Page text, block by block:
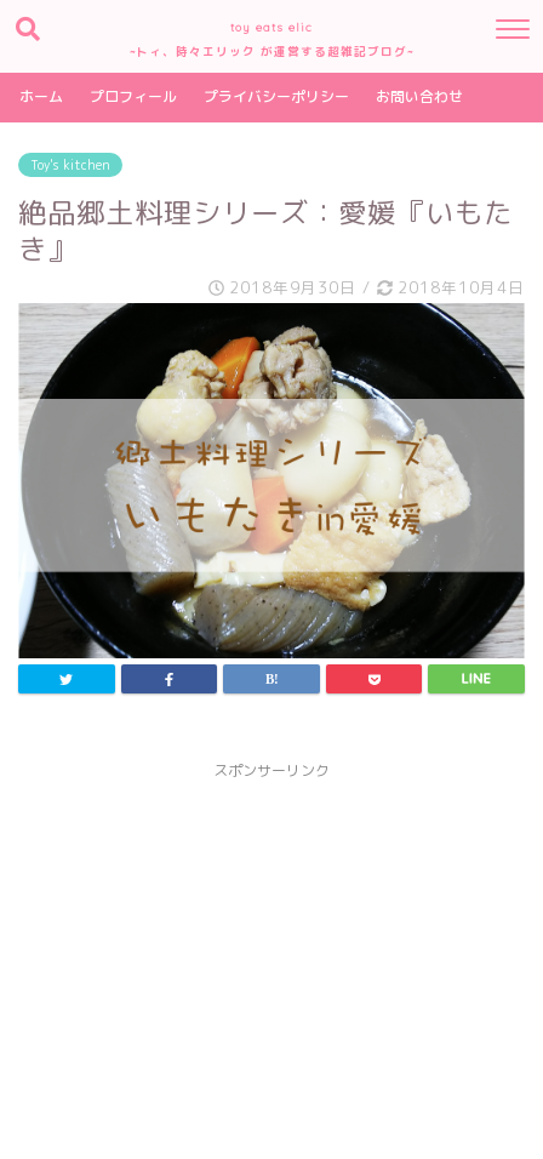
toy eats elic
~トィ、時々エリック が運営する超雑記ブログ~
ホーム プロフィール プライバシーポリシー お問い合わせ
Toy's kitchen
絶品郷土料理シリーズ：愛媛『いもた
き』
2018年9月30日 / 2018年10月4日
スポンサーリンク